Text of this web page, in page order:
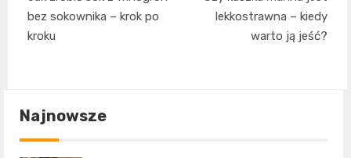
wpisu
bez sokownika – krok po
kroku
lekkostrawna – kiedy
warto ją jeść?
Najnowsze